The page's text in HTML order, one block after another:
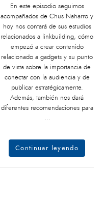
En este episodio seguimos
acompañados de Chus Naharro y
hoy nos contará de sus estudios
relacionados a linkbuilding, cómo
empezó a crear contenido
relacionado a gadgets y su punto
de vista sobre la importancia de
conectar con la audiencia y de
publicar estratégicamente.
Además, también nos dará
diferentes recomendaciones para
…
Continuar leyendo